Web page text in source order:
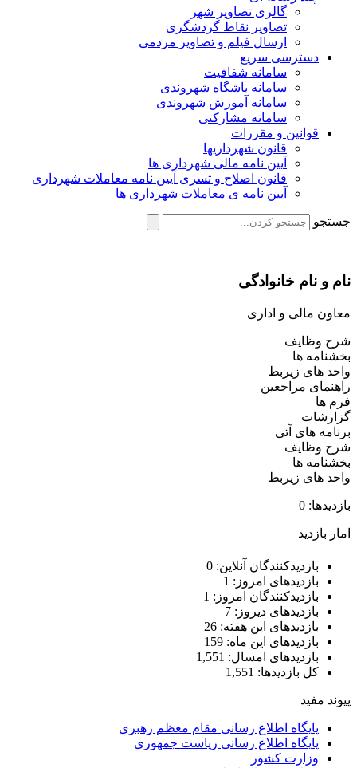
گالری تصاویر شهر
تصاویر نقاط گردشگری
ارسال فیلم و تصاویر مردمی
دسترسی سریع
سامانه شفافیت
سامانه باشگاه شهروندی
سامانه آموزش شهروندی
سامانه مشارکتی
قوانین و مقررات
قانون شهرداریها
آیین نامه مالی شهرداری ها
قانون اصلاح و تسری آیین نامه معاملات شهرداری
آیین نامه ی معاملات شهرداری ها
جستجو
نام و نام خانوادگی
معاون مالی و اداری
شرح وظایف
بخشنامه ها
واحد های زیربط
راهنمای مراجعین
فرم ها
گزارشات
برنامه های آتی
شرح وظایف
بخشنامه ها
واحد های زیربط
بازدیدها: 0
امار بازدید
بازدیدکنندگان آنلاین: 0
بازدیدهای امروز: 1
بازدیدکنندگان امروز: 1
بازدیدهای دیروز: 7
بازدیدهای این هفته: 26
بازدیدهای این ماه: 159
بازدیدهای امسال: 1,551
کل بازدیدها: 1,551
پیوند مفید
پایگاه اطلاع رسانی مقام معظم رهبری
پایگاه اطلاع رسانی ریاست جمهوری
وزارت کشور